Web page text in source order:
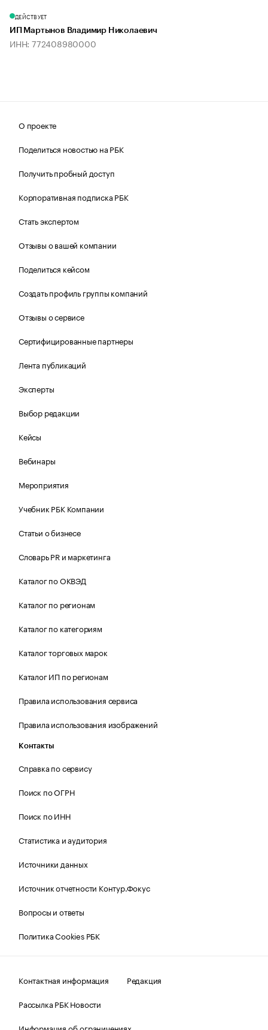
ДЕЙСТВУЕТ
ИП Мартынов Владимир Николаевич
ИНН: 772408980000
О проекте
Поделиться новостью на РБК
Получить пробный доступ
Корпоративная подписка РБК
Стать экспертом
Отзывы о вашей компании
Поделиться кейсом
Создать профиль группы компаний
Отзывы о сервисе
Сертифицированные партнеры
Лента публикаций
Эксперты
Выбор редакции
Кейсы
Вебинары
Мероприятия
Учебник РБК Компании
Статьи о бизнесе
Словарь PR и маркетинга
Каталог по ОКВЭД
Каталог по регионам
Каталог по категориям
Каталог торговых марок
Каталог ИП по регионам
Правила использования сервиса
Правила использования изображений
Контакты
Справка по сервису
Поиск по ОГРН
Поиск по ИНН
Статистика и аудитория
Источники данных
Источник отчетности Контур.Фокус
Вопросы и ответы
Политика Cookies РБК
Контактная информация
Редакция
Рассылка РБК Новости